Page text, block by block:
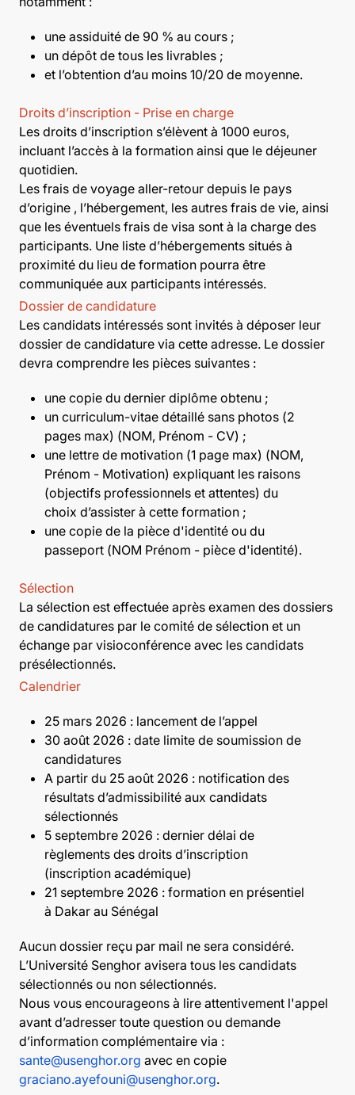
une assiduité de 90 % au cours ;
un dépôt de tous les livrables ;
et l’obtention d’au moins 10/20 de moyenne.
Droits d’inscription - Prise en charge
Les droits d’inscription s’élèvent à 1000 euros,
incluant l’accès à la formation ainsi que le déjeuner
quotidien.
Les frais de voyage aller-retour depuis le pays
d’origine , l’hébergement, les autres frais de vie, ainsi
que les éventuels frais de visa sont à la charge des
participants. Une liste d’hébergements situés à
proximité du lieu de formation pourra être
communiquée aux participants intéressés.
Dossier de candidature
Les candidats intéressés sont invités à déposer leur
dossier de candidature via cette adresse. Le dossier
devra comprendre les pièces suivantes :
une copie du dernier diplôme obtenu ;
un curriculum-vitae détaillé sans photos (2
pages max) (NOM, Prénom - CV) ;
une lettre de motivation (1 page max) (NOM,
Prénom - Motivation) expliquant les raisons
(objectifs professionnels et attentes) du
choix d’assister à cette formation ;
une copie de la pièce d'identité ou du
passeport (NOM Prénom - pièce d'identité).
Sélection
La sélection est effectuée après examen des dossiers
de candidatures par le comité de sélection et un
échange par visioconférence avec les candidats
présélectionnés.
Calendrier
25 mars 2026 : lancement de l’appel
30 août 2026 : date limite de soumission de
candidatures
A partir du 25 août 2026 : notification des
résultats d’admissibilité aux candidats
sélectionnés
5 septembre 2026 : dernier délai de
règlements des droits d’inscription
(inscription académique)
21 septembre 2026 : formation en présentiel
à Dakar au Sénégal
Aucun dossier reçu par mail ne sera considéré.
L’Université Senghor avisera tous les candidats
sélectionnés ou non sélectionnés.
Nous vous encourageons à lire attentivement l'appel
avant d’adresser toute question ou demande
d’information complémentaire via :
sante@usenghor.org avec en copie
graciano.ayefouni@usenghor.org.